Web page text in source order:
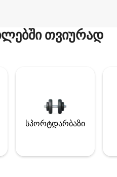
თვიურად
სპორტდარბაზი